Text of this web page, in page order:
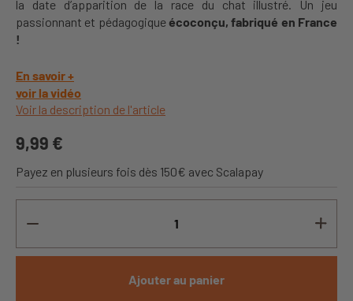
la date d’apparition de la race du chat illustré. Un jeu
passionnant et pédagogiqueécoconçu, fabriqué en France
!
En savoir +
voir la vidéo
Voir la description de l'article
9,99 €
Payez en plusieurs fois dès 150€ avec Scalapay
Ajouter au panier